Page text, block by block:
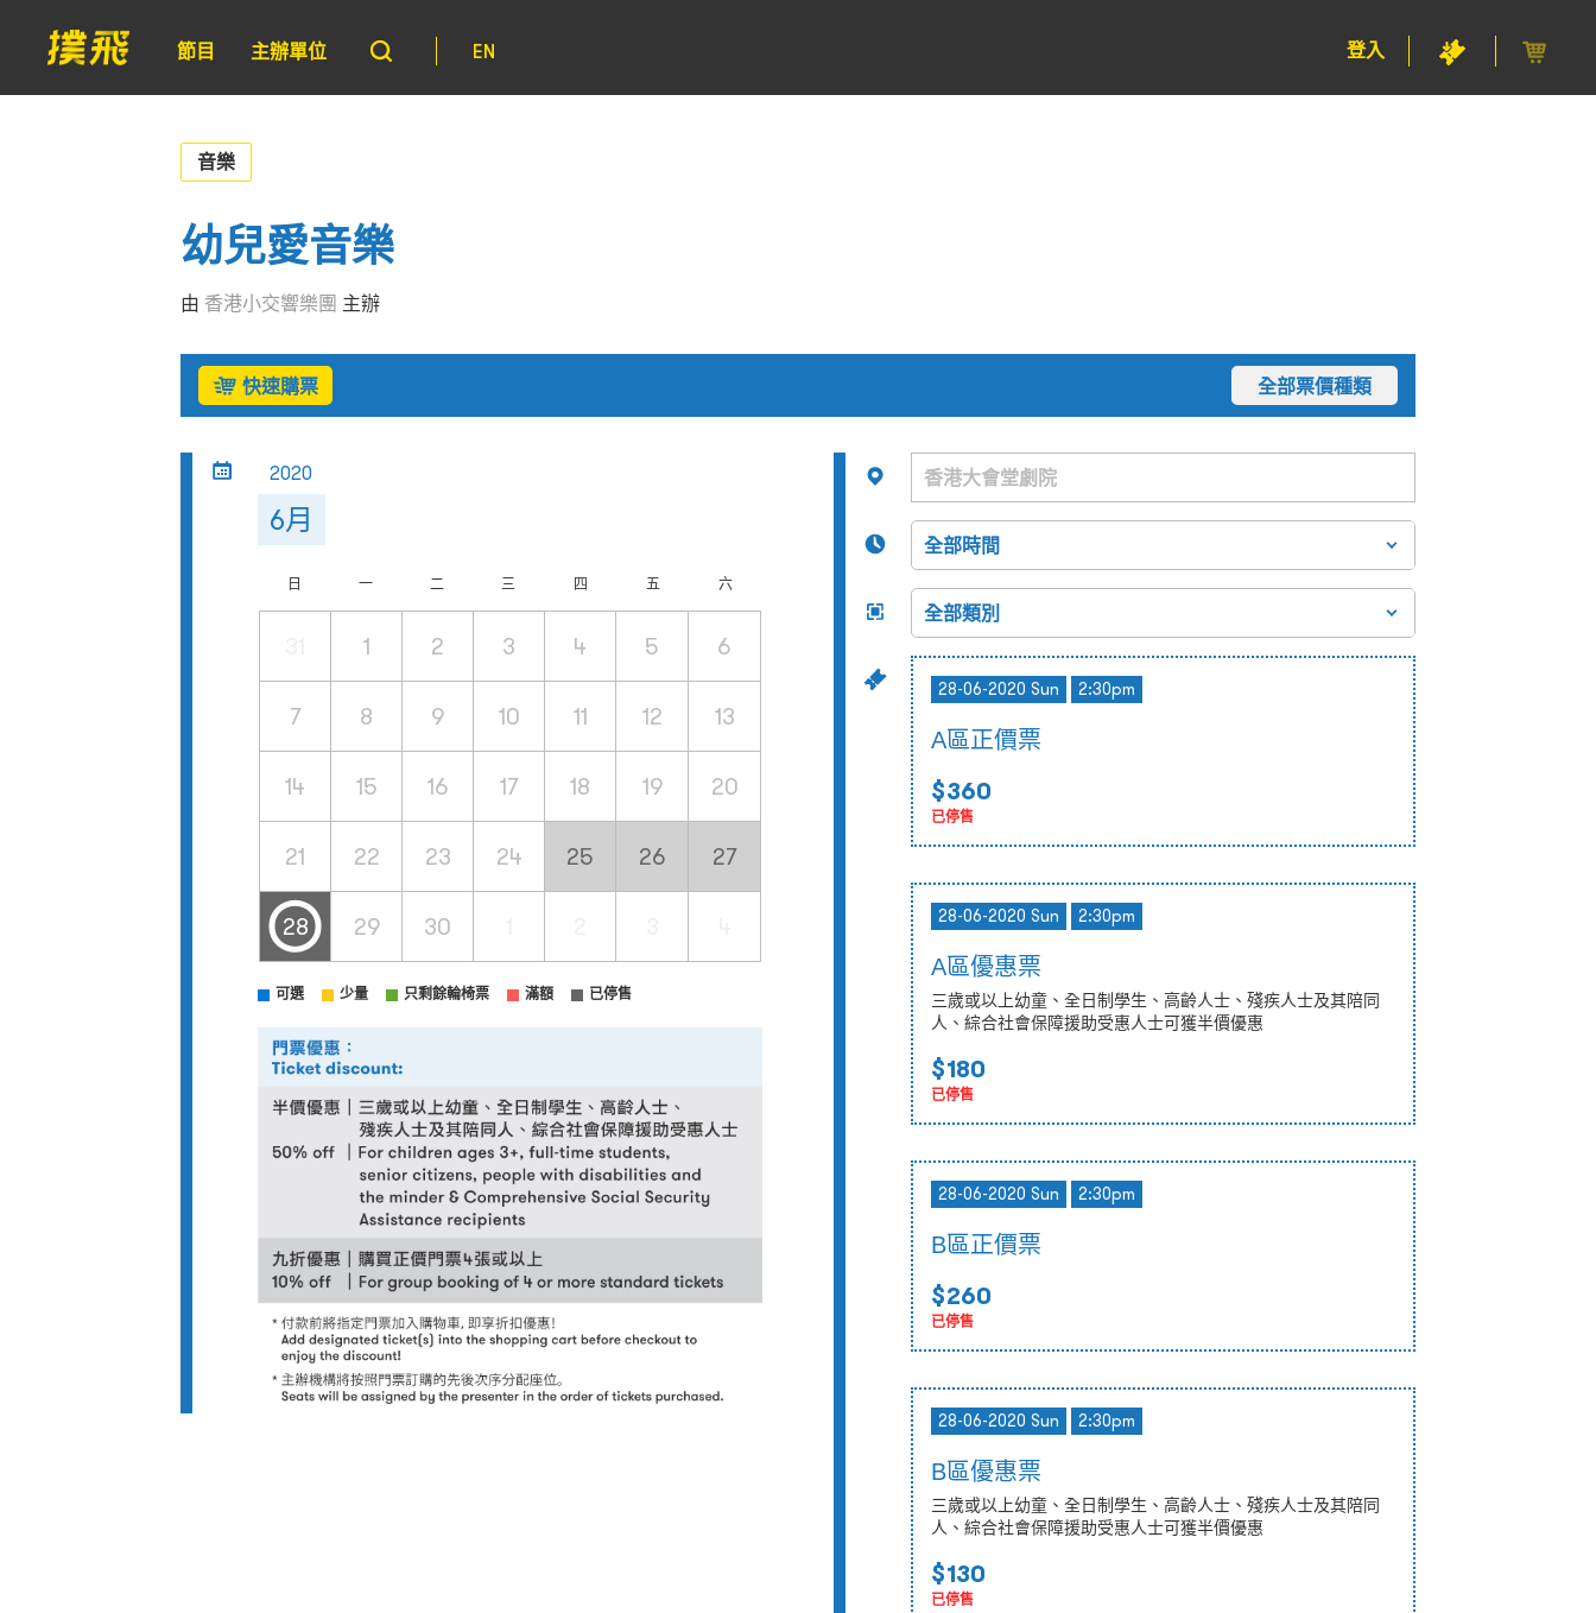
節目 主辦單位 EN 登入
音樂
幼兒愛音樂
由 香港小交響樂團 主辦
快速購票 全部票價種類
2020
6月
日 一 二 三 四 五 六
1 2 3 4 5 6
7 8 9 10 11 12 13
14 15 16 17 18 19 20
21 22 23 24 25 26 27
28 29 30
可選 少量 只剩餘輪椅票 滿額 已停售
28-06-2020 Sun 2:30pm
A區正價票
$360
已停售
28-06-2020 Sun 2:30pm
A區優惠票
三歲或以上幼童、全日制學生、高齡人士、殘疾人士及其陪同
人、綜合社會保障援助受惠人士可獲半價優惠
$180
已停售
28-06-2020 Sun 2:30pm
B區正價票
$260
已停售
28-06-2020 Sun 2:30pm
B區優惠票
三歲或以上幼童、全日制學生、高齡人士、殘疾人士及其陪同
人、綜合社會保障援助受惠人士可獲半價優惠
$130
已停售